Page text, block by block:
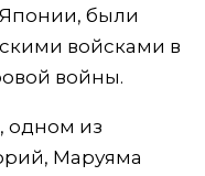
были
войсками в
войны.
одном из
Маруяма